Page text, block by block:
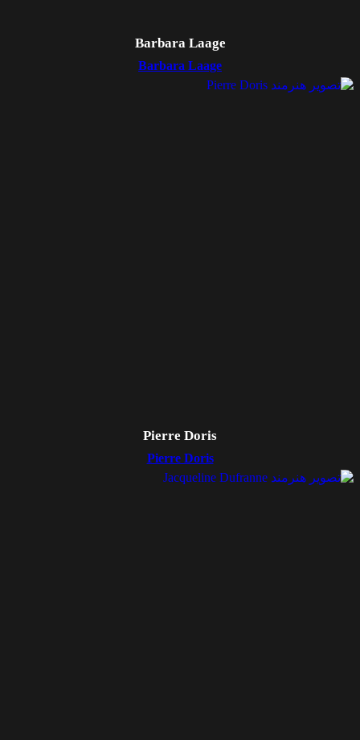
Barbara Laage
Barbara Laage
Pierre Doris
Pierre Doris